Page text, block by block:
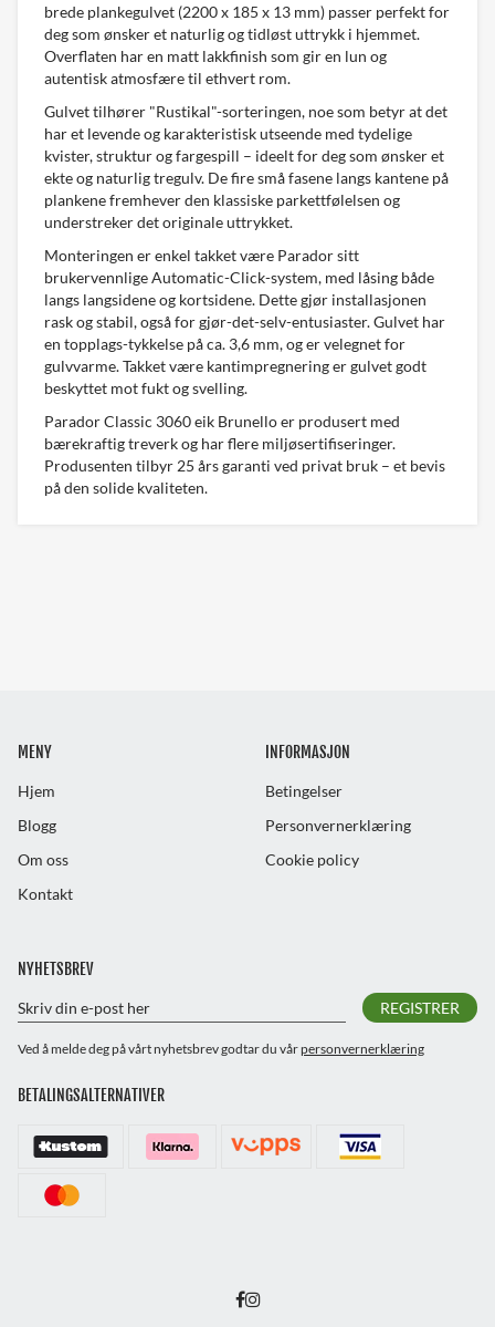
brede plankegulvet (2200 x 185 x 13 mm) passer perfekt for
deg som ønsker et naturlig og tidløst uttrykk i hjemmet.
Overflaten har en matt lakkfinish som gir en lun og
autentisk atmosfære til ethvert rom.
Gulvet tilhører "Rustikal"-sorteringen, noe som betyr at det
har et levende og karakteristisk utseende med tydelige
kvister, struktur og fargespill – ideelt for deg som ønsker et
ekte og naturlig tregulv. De fire små fasene langs kantene på
plankene fremhever den klassiske parkettfølelsen og
understreker det originale uttrykket.
Monteringen er enkel takket være Parador sitt
brukervennlige Automatic-Click-system, med låsing både
langs langsidene og kortsidene. Dette gjør installasjonen
rask og stabil, også for gjør-det-selv-entusiaster. Gulvet har
en topplags-tykkelse på ca. 3,6 mm, og er velegnet for
gulvvarme. Takket være kantimpregnering er gulvet godt
beskyttet mot fukt og svelling.
Parador Classic 3060 eik Brunello er produsert med
bærekraftig treverk og har flere miljøsertifiseringer.
Produsenten tilbyr 25 års garanti ved privat bruk – et bevis
på den solide kvaliteten.
MENY
Hjem
Blogg
Om oss
Kontakt
INFORMASJON
Betingelser
Personvernerklæring
Cookie policy
NYHETSBREV
REGISTRER
Ved å melde deg på vårt nyhetsbrev godtar du vårpersonvernerklæring
BETALINGSALTERNATIVER